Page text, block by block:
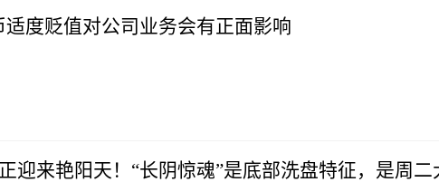
度贬值对公司业务会有正面影响
迎来艳阳天！“长阴惊魂”是底部洗盘特征，是周二